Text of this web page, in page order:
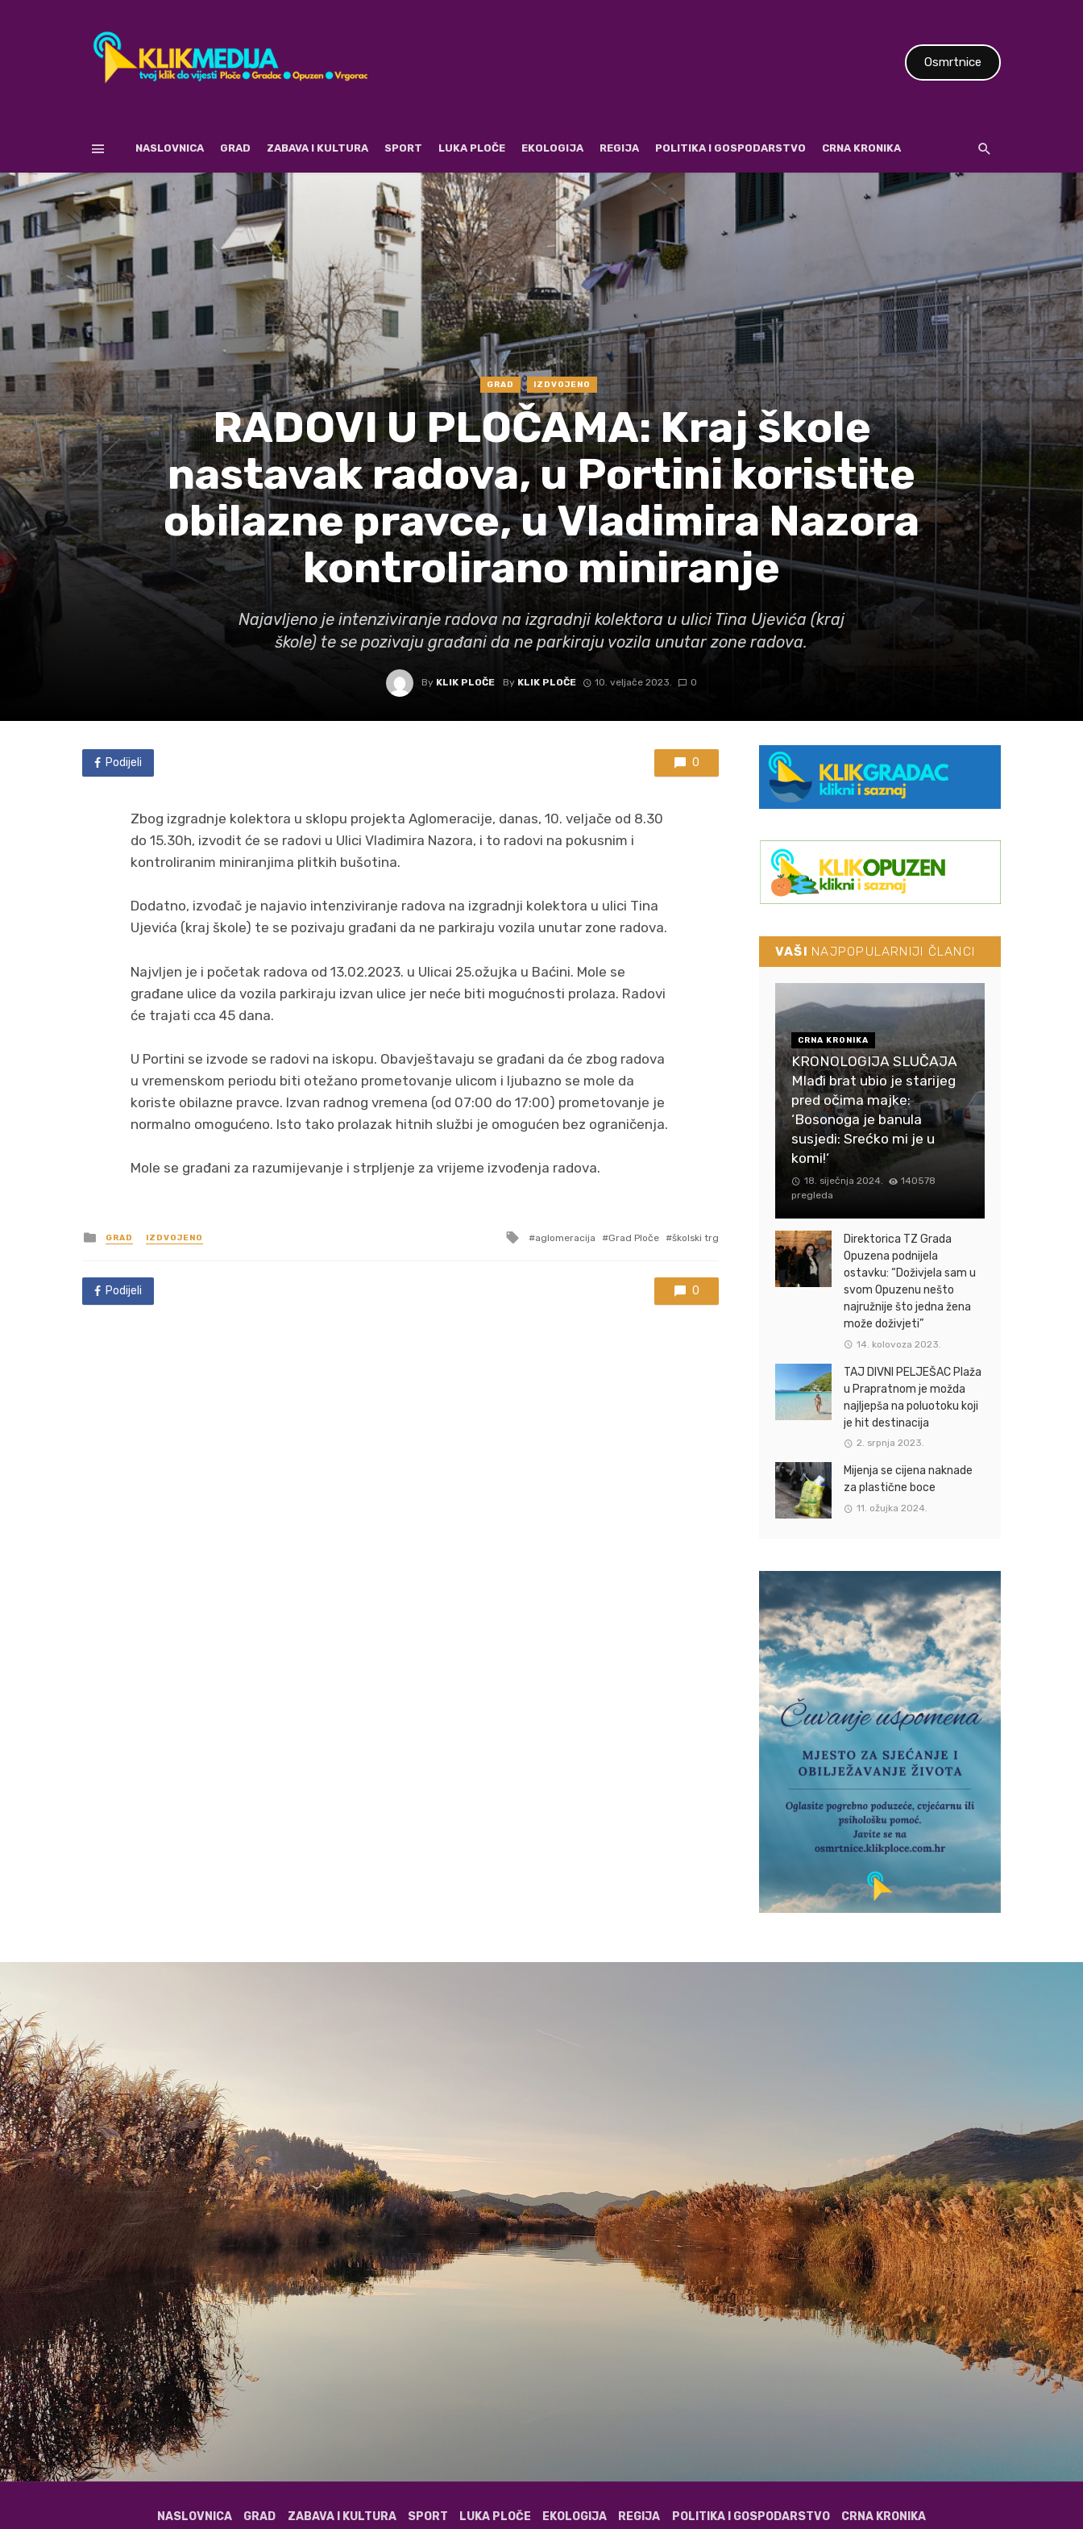
Osmrtnice
NASLOVNICA GRAD ZABAVA I KULTURA SPORT LUKA PLOČE EKOLOGIJA REGIJA POLITIKA I GOSPODARSTVO CRNA KRONIKA
GRAD IZDVOJENO
RADOVI U PLOČAMA: Kraj škole
nastavak radova, u Portini koristite
obilazne pravce, u Vladimira Nazora
kontrolirano miniranje
Najavljeno je intenziviranje radova na izgradnji kolektora u ulici Tina Ujevića (kraj
škole) te se pozivaju građani da ne parkiraju vozila unutar zone radova.
By KLIK PLOČE By KLIK PLOČE 10. veljače 2023. 0
Podijeli 0
Zbog izgradnje kolektora u sklopu projekta Aglomeracije, danas, 10. veljače od 8.30
do 15.30h, izvodit će se radovi u Ulici Vladimira Nazora, i to radovi na pokusnim i
kontroliranim miniranjima plitkih bušotina.
Dodatno, izvođač je najavio intenziviranje radova na izgradnji kolektora u ulici Tina
Ujevića (kraj škole) te se pozivaju građani da ne parkiraju vozila unutar zone radova.
Najvljen je i početak radova od 13.02.2023. u Ulicai 25.ožujka u Baćini. Mole se
građane ulice da vozila parkiraju izvan ulice jer neće biti mogućnosti prolaza. Radovi
će trajati cca 45 dana.
U Portini se izvode se radovi na iskopu. Obavještavaju se građani da će zbog radova
u vremenskom periodu biti otežano prometovanje ulicom i ljubazno se mole da
koriste obilazne pravce. Izvan radnog vremena (od 07:00 do 17:00) prometovanje je
normalno omogućeno. Isto tako prolazak hitnih službi je omogućen bez ograničenja.
Mole se građani za razumijevanje i strpljenje za vrijeme izvođenja radova.
Posted
in
GRAD IZDVOJENO
Tagged
aglomeracija Grad Ploče školski trg
Podijeli 0
VAŠI NAJPOPULARNIJI ČLANCI
CRNA KRONIKA
KRONOLOGIJA SLUČAJA
Mlađi brat ubio je starijeg
pred očima majke:
‘Bosonoga je banula
susjedi: Srećko mi je u
komi!‘
18. siječnja 2024.
140578
pregleda
Direktorica TZ Grada
Opuzena podnijela
ostavku: “Doživjela sam u
svom Opuzenu nešto
najružnije što jedna žena
može doživjeti”
14. kolovoza 2023.
TAJ DIVNI PELJEŠAC Plaža
u Prapratnom je možda
najljepša na poluotoku koji
je hit destinacija
2. srpnja 2023.
Mijenja se cijena naknade
za plastične boce
11. ožujka 2024.
NASLOVNICA GRAD ZABAVA I KULTURA SPORT LUKA PLOČE EKOLOGIJA REGIJA POLITIKA I GOSPODARSTVO CRNA KRONIKA